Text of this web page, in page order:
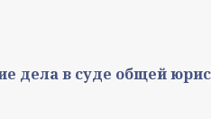
дела в суде общей